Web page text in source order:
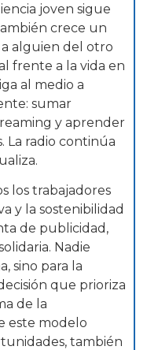
joven sigue
crece un
alguien del otro
frente a la vida en
al medio a
sumar
y aprender
La radio continúa
los trabajadores
y la sostenibilidad
de publicidad,
Nadie
sino para la
que prioriza
de la
este modelo
también